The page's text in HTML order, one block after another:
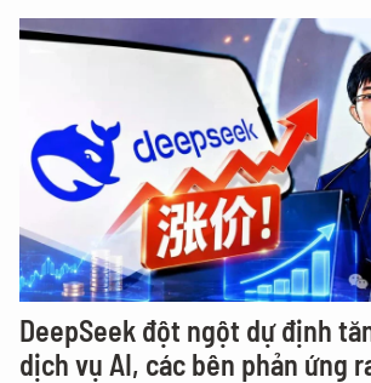
DeepSeek đột ngột dự định
dịch vụ AI, các bên phản ứng